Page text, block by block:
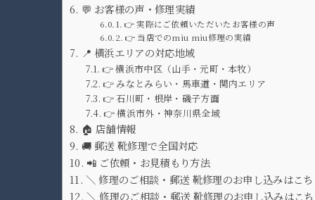
💬 お客様の声・修理実績
👉 実際にご依頼いただいたお客様の声
👉 当店でのmiu miu修理の実績
📍 横浜エリアの対応地域
👉 横浜市中区（山手・元町・本牧）
👉 みなとみらい・馬車道・関内エリア
👉 石川町・根岸・磯子方面
👉 横浜市外・神奈川県全域
🏠 店舗情報
🚚 郵送 靴修理で全国対応
📲 ご依頼・お見積もり方法
＼ 修理のご相談・郵送 靴修理のお申し込みはこ
＼ 修理のご相談・郵送 靴修理のお申し込みはこ